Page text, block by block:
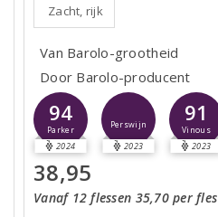
Zacht, rijk
Van Barolo-grootheid
Door Barolo-producent
94
Parker
2024
Perswijn
2023
91
Vinous
2023
38,95
Vanaf 12 flessen 35,70 per fles